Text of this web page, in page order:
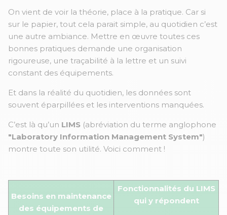
On vient de voir la théorie, place à la pratique. Car si
sur le papier, tout cela parait simple, au quotidien c’est
une autre ambiance. Mettre en œuvre toutes ces
bonnes pratiques demande une organisation
rigoureuse, une traçabilité à la lettre et un suivi
constant des équipements.
Et dans la réalité du quotidien, les données sont
souvent éparpillées et les interventions manquées.
C’est là qu’un LIMS (abréviation du terme anglophone
"Laboratory Information Management System")
montre toute son utilité. Voici comment !
Besoins en maintenance
des équipements de
Fonctionnalités du LIMS
qui y répondent